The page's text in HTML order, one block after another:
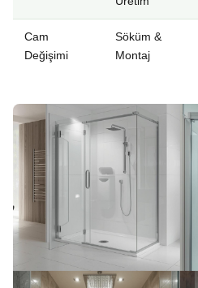
Cam
Değişimi
Söküm &
Montaj